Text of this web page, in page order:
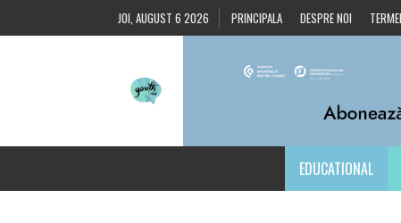
JOI, AUGUST 6 2026 PRINCIPALA DESPRE NOI
EDUCATIONAL